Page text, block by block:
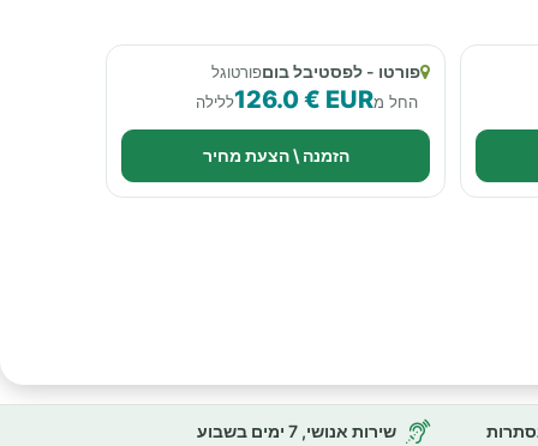
פורטו - לפסטיבל בוםפורטוגל
החל מ126.0 € EURללילה
הזמנה \ הצעת מחיר
שירות אנושי, 7 ימים בשבוע